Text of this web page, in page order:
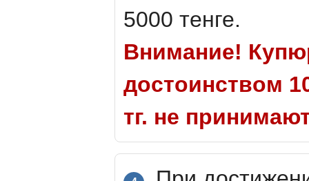
5000 тенге.
Внимание!
достоинством
тг. не